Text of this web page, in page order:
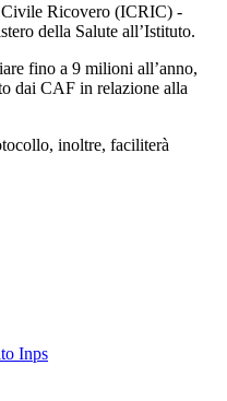
Ricovero (ICRIC) -
della Salute all’Istituto.
fino a 9 milioni all’anno,
dai CAF in relazione alla
inoltre, faciliterà
Inps